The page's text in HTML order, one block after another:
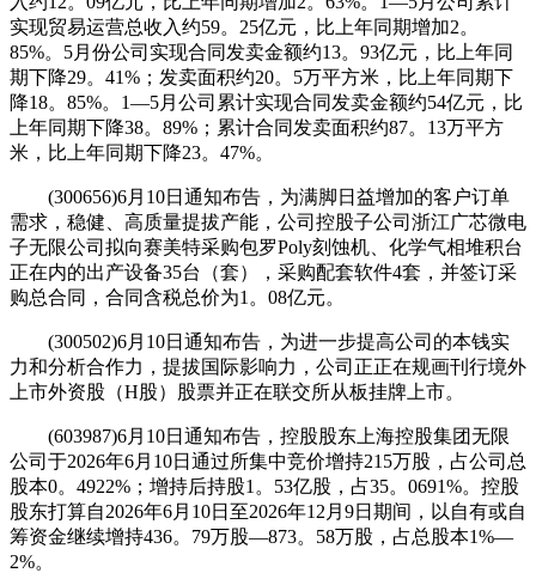
实现贸易运营总收入约59。25亿元，比上年同期增加2。
85%。5月份公司实现合同发卖金额约13。93亿元，比上年同
期下降29。41%；发卖面积约20。5万平方米，比上年同期下
降18。85%。1—5月公司累计实现合同发卖金额约54亿元，比
上年同期下降38。89%；累计合同发卖面积约87。13万平方
米，比上年同期下降23。47%。
(300656)6月10日通知布告，为满脚日益增加的客户订单
需求，稳健、高质量提拔产能，公司控股子公司浙江广芯微电
子无限公司拟向赛美特采购包罗Poly刻蚀机、化学气相堆积台
正在内的出产设备35台（套），采购配套软件4套，并签订采
购总合同，合同含税总价为1。08亿元。
(300502)6月10日通知布告，为进一步提高公司的本钱实
力和分析合作力，提拔国际影响力，公司正正在规画刊行境外
上市外资股（H股）股票并正在联交所从板挂牌上市。
(603987)6月10日通知布告，控股股东上海控股集团无限
公司于2026年6月10日通过所集中竞价增持215万股，占公司总
股本0。4922%；增持后持股1。53亿股，占35。0691%。控股
股东打算自2026年6月10日至2026年12月9日期间，以自有或自
筹资金继续增持436。79万股—873。58万股，占总股本1%—
2%。